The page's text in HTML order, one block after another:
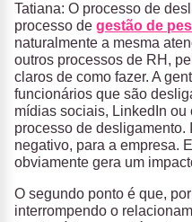
Tatiana: O processo de
processo de gestão de
naturalmente a mesma
outros processos de RH,
claros de como fazer. A
funcionários que são
mídias sociais, LinkedIn ou
processo de desligamento.
negativo, para a empresa.
obviamente gera um
O segundo ponto é que,
interrompendo o